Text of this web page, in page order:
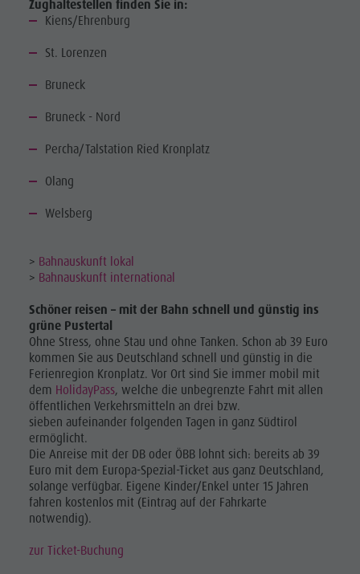
Zughaltestellen finden Sie in:
Kiens/Ehrenburg
St. Lorenzen
Bruneck
Bruneck - Nord
Percha/Talstation Ried Kronplatz
Olang
Welsberg
> Bahnauskunft lokal
> Bahnauskunft international
Schöner reisen – mit der Bahn schnell und günstig ins
grüne Pustertal
Ohne Stress, ohne Stau und ohne Tanken. Schon ab 39 Euro
kommen Sie aus Deutschland schnell und günstig in die
Ferienregion Kronplatz. Vor Ort sind Sie immer mobil mit
dem HolidayPass, welche die unbegrenzte Fahrt mit allen
öffentlichen Verkehrsmitteln an drei bzw.
sieben aufeinander folgenden Tagen in ganz Südtirol
ermöglicht.
Die Anreise mit der DB oder ÖBB lohnt sich: bereits ab 39
Euro mit dem Europa-Spezial-Ticket aus ganz Deutschland,
solange verfügbar. Eigene Kinder/Enkel unter 15 Jahren
fahren kostenlos mit (Eintrag auf der Fahrkarte
notwendig).
zur Ticket-Buchung